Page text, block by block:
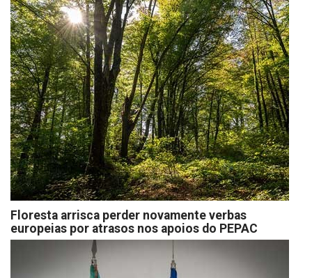
Floresta arrisca perder novamente verbas
europeias por atrasos nos apoios do PEPAC